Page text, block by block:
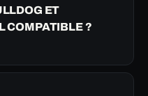
ET
COMPATIBLE ?